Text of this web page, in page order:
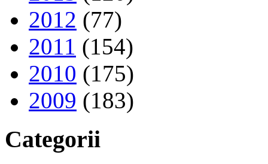
2012 (77)
2011 (154)
2010 (175)
2009 (183)
Categorii